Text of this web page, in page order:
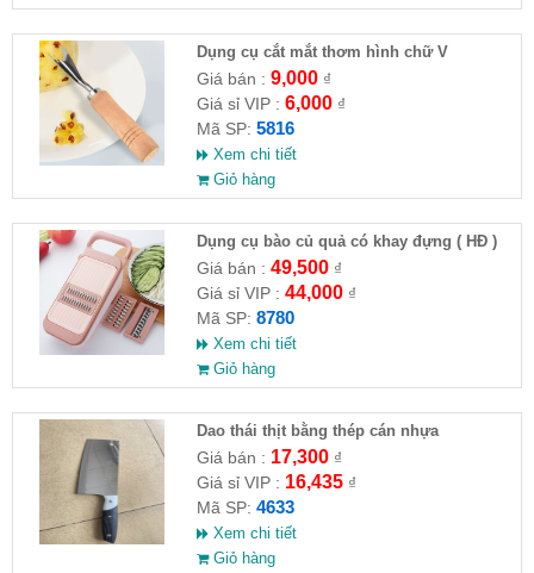
Dụng cụ cắt mắt thơm hình chữ V
Giá bán : 9,000₫
Giá sỉ VIP : 6,000₫
Mã SP: 5816
Xem chi tiết
Giỏ hàng
Dụng cụ bào củ quả có khay đựng ( HĐ )
Giá bán : 49,500₫
Giá sỉ VIP : 44,000₫
Mã SP: 8780
Xem chi tiết
Giỏ hàng
Dao thái thịt bằng thép cán nhựa
Giá bán : 17,300₫
Giá sỉ VIP : 16,435₫
Mã SP: 4633
Xem chi tiết
Giỏ hàng